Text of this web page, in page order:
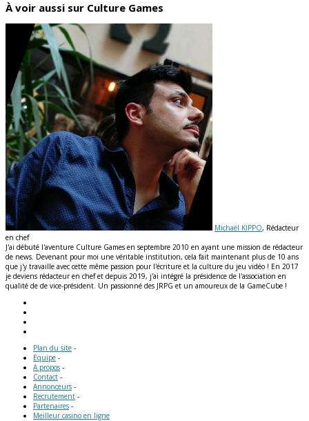
À voir aussi sur Culture Games
Michaël KIPPO, Rédacteur
en chef
J'ai débuté l'aventure Culture Games en septembre 2010 en ayant une mission de rédacteur
de news. Devenant pour moi une véritable institution, cela fait maintenant plus de 10 ans
que j'y travaille avec cette même passion pour l'écriture et la culture du jeu vidéo ! En 2017
je deviens rédacteur en chef et depuis 2019, j'ai intégré la présidence de l'association en
qualité de de vice-président. Un passionné des JRPG et un amoureux de la GameCube !
Plan du site -
Equipe -
A propos -
Contact -
Annonceurs -
Recrutement -
Partenaires -
Meilleur casino en ligne